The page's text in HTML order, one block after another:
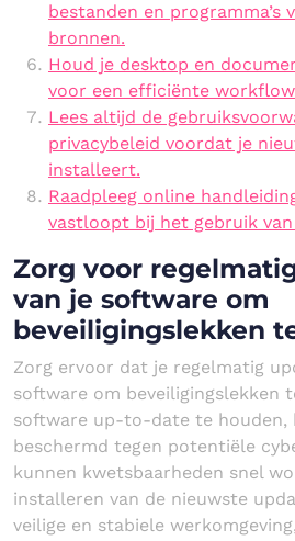
bestanden en programma’s
bronnen.
Houd je desktop en
voor een efficiënte
Lees altijd de
privacybeleid voordat je
installeert.
Raadpleeg online
vastloopt bij het gebruik
Zorg voor
van je software om
beveiligingslekken
Zorg ervoor dat je regelmatig
software om beveiligingslekken
software up-to-date te houden,
beschermd tegen potentiële
kunnen kwetsbaarheden snel
installeren van de nieuwste
veilige en stabiele